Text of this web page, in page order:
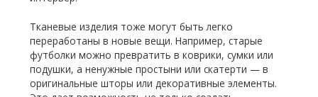
Тканевые изделия тоже могут быть легко
переработаны в новые вещи. Например, старые
футболки можно превратить в коврики, сумки или
подушки, а ненужные простыни или скатерти — в
оригинальные шторы или декоративные элементы.